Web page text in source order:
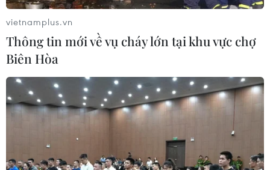
vietnamplus.vn
Thông tin mới về vụ cháy lớn tại khu vực chợ
Biên Hòa